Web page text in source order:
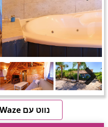
חדרים לפי שעה באזור
חדרים לפי שעה בהשרון
חדרים לפי שעה בנגב
Next
Next
נווט עם Waze